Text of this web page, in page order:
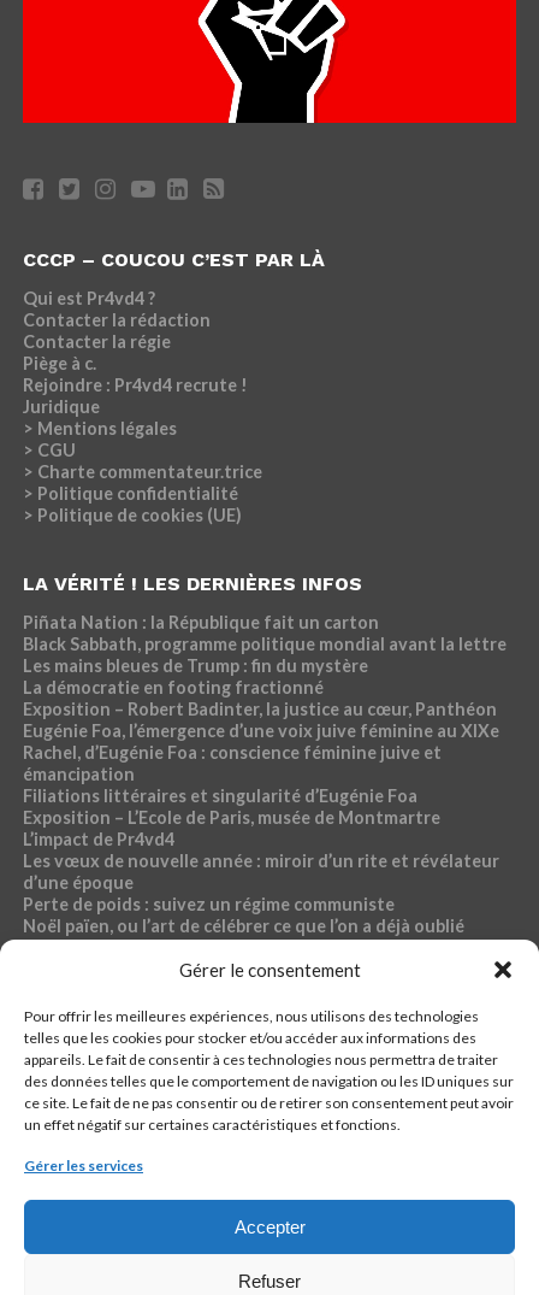
Gérer le consentement
Pour offrir les meilleures expériences, nous utilisons des technologies
telles que les cookies pour stocker et/ou accéder aux informations des
appareils. Le fait de consentir à ces technologies nous permettra de traiter
des données telles que le comportement de navigation ou les ID uniques sur
ce site. Le fait de ne pas consentir ou de retirer son consentement peut avoir
un effet négatif sur certaines caractéristiques et fonctions.
Gérer les services
Accepter
Refuser
CCCP – COUCOU C’EST PAR LÀ
Qui est Pr4vd4 ?
Contacter la rédaction
Contacter la régie
Piège à c.
Rejoindre : Pr4vd4 recrute !
Juridique
> Mentions légales
> CGU
> Charte commentateur.trice
> Politique confidentialité
> Politique de cookies (UE)
LA VÉRITÉ ! LES DERNIÈRES INFOS
Piñata Nation : la République fait un carton
Black Sabbath, programme politique mondial avant la lettre
Les mains bleues de Trump : fin du mystère
La démocratie en footing fractionné
Exposition – Robert Badinter, la justice au cœur, Panthéon
Eugénie Foa, l’émergence d’une voix juive féminine au XIXe
Rachel, d’Eugénie Foa : conscience féminine juive et
émancipation
Filiations littéraires et singularité d’Eugénie Foa
Exposition – L’Ecole de Paris, musée de Montmartre
L’impact de Pr4vd4
Les vœux de nouvelle année : miroir d’un rite et révélateur
d’une époque
Perte de poids : suivez un régime communiste
Noël païen, ou l’art de célébrer ce que l’on a déjà oublié
Dossier « Café du commerce »
RUBRIQUES PR4VD4
44-fillette
Ch4ud l’infø
Econømie
Santé, sport, bien-être, sexo
CONTACTER LA RÉDACTION